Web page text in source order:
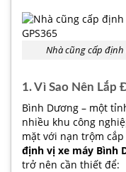
Nhà cũng cấp
1. Vì Sao Nên Lắp
Bình Dương – một
nhiều khu công
mặt với nạn trộm cắp
định vị xe máy Bình
trở nên cần thiết để: